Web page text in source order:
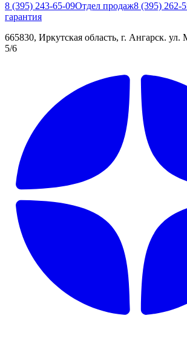
8 (395) 243-65-09Отдел продаж8 (395) 262-
гарантия
665830, Иркутская область, г. Ангарск. ул.
5/6